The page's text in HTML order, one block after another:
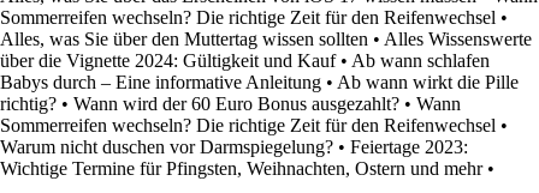
Sommerreifen wechseln? Die richtige Zeit für den Reifenwechsel •
Alles, was Sie über den Muttertag wissen sollten • Alles Wissenswerte
über die Vignette 2024: Gültigkeit und Kauf• Ab wann schlafen
Babys durch – Eine informative Anleitung • Ab wann wirkt die Pille
richtig? • Wann wird der 60 Euro Bonus ausgezahlt? • Wann
Sommerreifen wechseln? Die richtige Zeit für den Reifenwechsel •
Warum nicht duschen vor Darmspiegelung? • Feiertage 2023:
Wichtige Termine für Pfingsten, Weihnachten, Ostern und mehr•